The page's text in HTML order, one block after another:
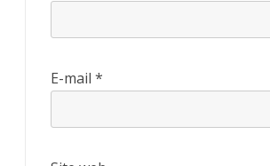
E-mail *